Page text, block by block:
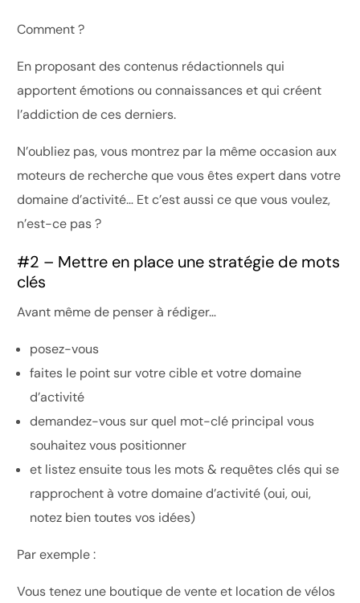
Comment ?
En proposant des contenus rédactionnels qui
apportent émotions ou connaissances et qui créent
l’addiction de ces derniers.
N’oubliez pas, vous montrez par la même occasion aux
moteurs de recherche que vous êtes expert dans votre
domaine d’activité… Et c’est aussi ce que vous voulez,
n’est-ce pas ?
#2 – Mettre en place une stratégie de mots
clés
Avant même de penser à rédiger…
posez-vous
faites le point sur votre cible et votre domaine
d’activité
demandez-vous sur quel mot-clé principal vous
souhaitez vous positionner
et listez ensuite tous les mots & requêtes clés qui se
rapprochent à votre domaine d’activité (oui, oui,
notez bien toutes vos idées)
Par exemple :
Vous tenez une boutique de vente et location de vélos